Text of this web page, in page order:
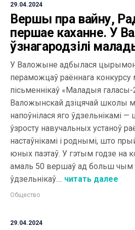
29.04.2024
Вершы пра вайну,
першае каханне. У
ўзнагародзілі
У Валожыне адбылася
пераможцаў раённага конкурсу
пісьменнікаў «Маладыя галасы-
Валожынскай дзіцячай школы
напоўнілася яго ўдзельнікамі —
ўзросту навучальных устаноў
настаўнікамі і роднымі, што
юных паэтаў. У гэтым годзе на
амаль 50 вершаў ад больш чым
ўдзельнікаў.... читать далее
Общество
29.04.2024